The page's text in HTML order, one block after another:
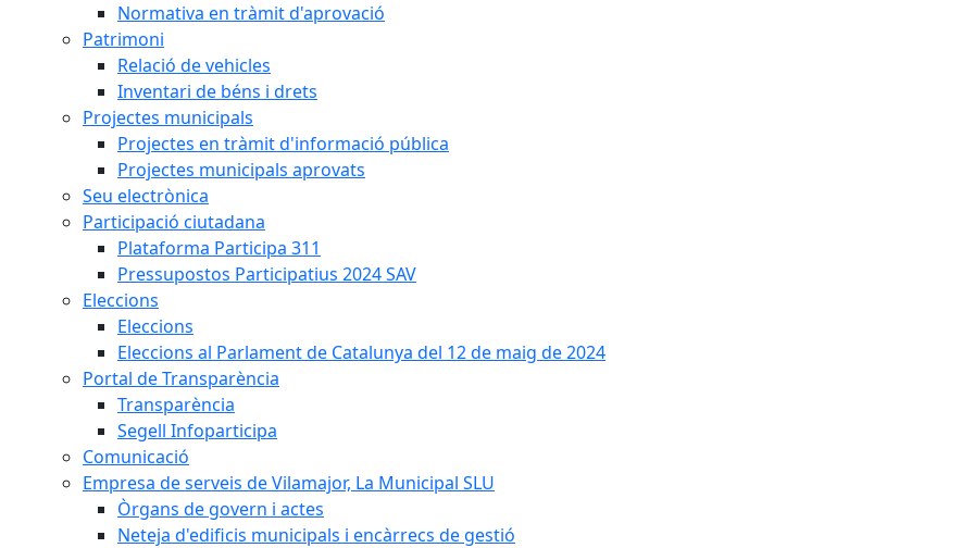
Normativa en tràmit d'aprovació
Patrimoni
Relació de vehicles
Inventari de béns i drets
Projectes municipals
Projectes en tràmit d'informació pública
Projectes municipals aprovats
Seu electrònica
Participació ciutadana
Plataforma Participa 311
Pressupostos Participatius 2024 SAV
Eleccions
Eleccions
Eleccions al Parlament de Catalunya del 12 de maig de 2024
Portal de Transparència
Transparència
Segell Infoparticipa
Comunicació
Empresa de serveis de Vilamajor, La Municipal SLU
Òrgans de govern i actes
Neteja d'edificis municipals i encàrrecs de gestió